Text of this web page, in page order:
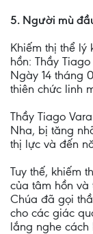
5. Người mù
Khiếm thị thể
hồn: Thầy
Ngày 14 tháng
thiên chức linh
Thầy Tiago
Nha, bị tăng
thị lực và đến
Tuy thế, khiếm
của tâm hồn và
Chúa đã gọi
cho các giác
lắng nghe cách